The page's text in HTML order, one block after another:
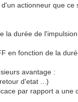
actionneur que ce
la durée de l'impulsion
en fonction de la
avantage :
d'etat ...)
par rapport a une